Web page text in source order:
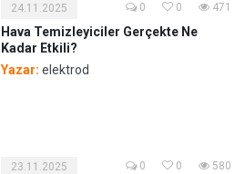
24.11.2025 0 0 471
Hava Temizleyiciler Gerçekte Ne
Kadar Etkili?
Yazar: elektrod
23.11.2025 0 0 580